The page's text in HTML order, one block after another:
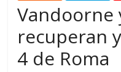
Vandoorne
recuperan
4 de Roma